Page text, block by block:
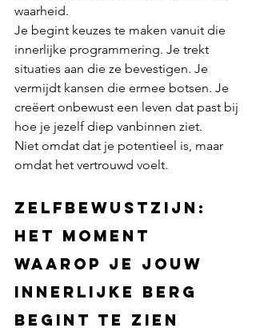
waarheid.
Je begint keuzes te maken vanuit die
innerlijke programmering. Je trekt
situaties aan die ze bevestigen. Je
vermijdt kansen die ermee botsen. Je
creëert onbewust een leven dat past bij
hoe je jezelf diep vanbinnen ziet.
Niet omdat dat je potentieel is, maar
omdat het vertrouwd voelt.
Zelfbewustzijn:
het moment
waarop je jouw
innerlijke berg
begint te zien